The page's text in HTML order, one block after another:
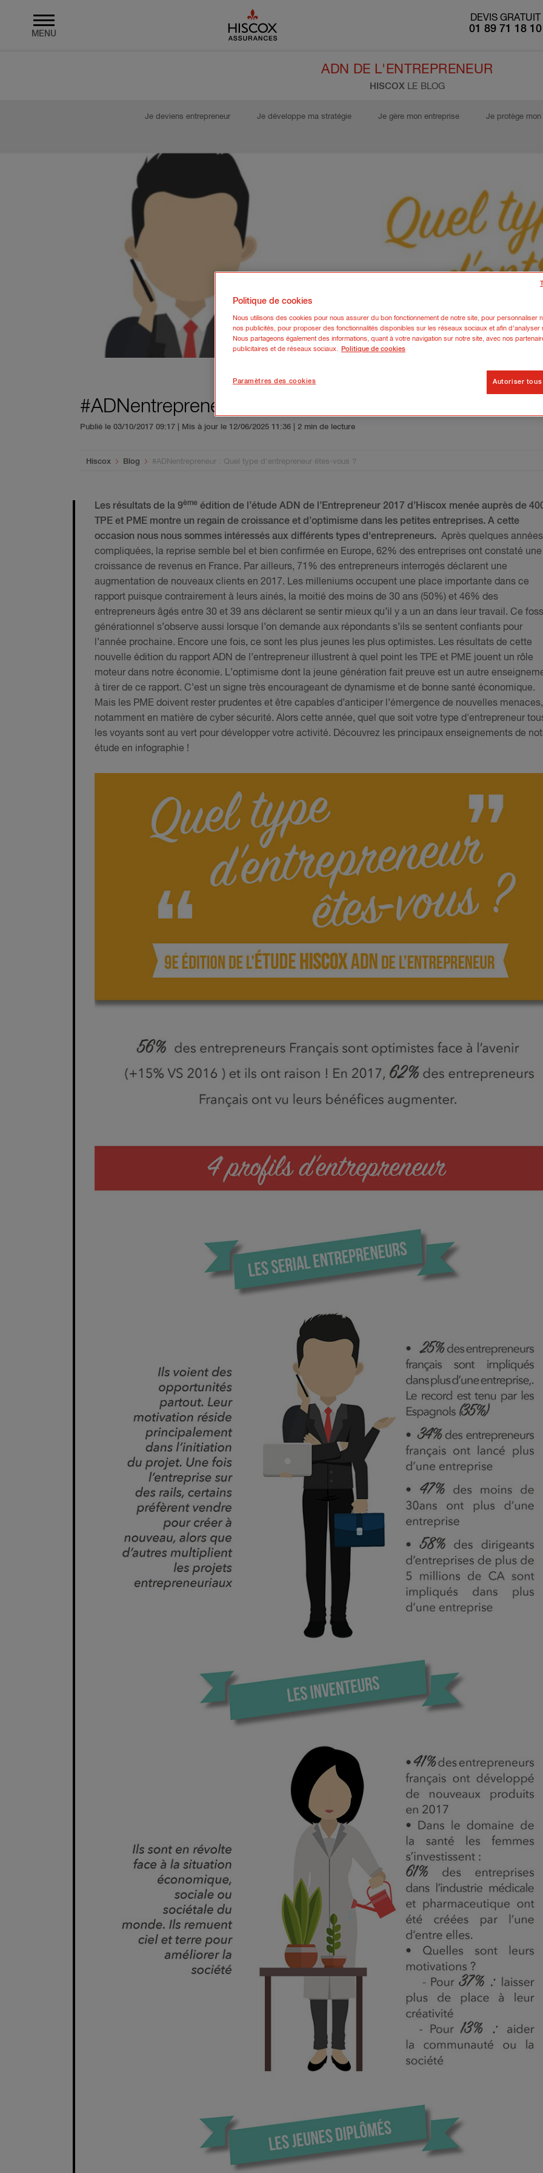
MENU
DEVIS GRATUIT
01 89 71 18 10
ADN DE L'ENTREPRENEUR
HISCOX LE BLOG
Je deviens entrepreneur Je développe ma stratégie Je gère mon entreprise Je protège
#ADNentrepreneur : Quel type d'entrepreneur êtes-
Publié le 03/10/2017 09:17 | Mis à jour le 12/06/2025 11:36 | 2 min de lecture
You are here:
Hiscox Blog #ADNentrepreneur : Quel type d'entrepreneur êtes-vous ?
Les résultats de la 9ème édition de l’étude ADN de l’Entrepreneur 2017 d’Hiscox menée auprès de
TPE et PME montre un regain de croissance et d’optimisme dans les petites entreprises. A cette
occasion nous nous sommes intéressés aux différents types d'entrepreneurs. Après quelques années
compliquées, la reprise semble bel et bien confirmée en Europe, 62% des entreprises ont constaté une
croissance de revenus en France. Par ailleurs, 71% des entrepreneurs interrogés déclarent une
augmentation de nouveaux clients en 2017. Les milleniums occupent une place importante dans ce
rapport puisque contrairement à leurs ainés, la moitié des moins de 30 ans (50%) et 46% des
entrepreneurs âgés entre 30 et 39 ans déclarent se sentir mieux qu’il y a un an dans leur travail. Ce
générationnel s’observe aussi lorsque l’on demande aux répondants s’ils se sentent confiants pour
l’année prochaine. Encore une fois, ce sont les plus jeunes les plus optimistes. Les résultats de cette
nouvelle édition du rapport ADN de l’entrepreneur illustrent à quel point les TPE et PME jouent un rôle
moteur dans notre économie. L’optimisme dont la jeune génération fait preuve est un autre
à tirer de ce rapport. C’est un signe très encourageant de dynamisme et de bonne santé économique.
Mais les PME doivent rester prudentes et être capables d’anticiper l’émergence de nouvelles menaces,
notamment en matière de cyber sécurité. Alors cette année, quel que soit votre type d'entrepreneur
les voyants sont au vert pour développer votre activité. Découvrez les principaux enseignements de
étude en infographie !
Politique de cookies
Nous utilisons des cookies pour nous assurer du bon fonctionnement de notre site, pour personnaliser
nos publicités, pour proposer des fonctionnalités disponibles sur les réseaux sociaux et afin d’analyser
Nous partageons également des informations, quant à votre navigation sur notre site, avec nos
publicitaires et de réseaux sociaux. Politique de cookies
Paramètres des cookies Autoriser